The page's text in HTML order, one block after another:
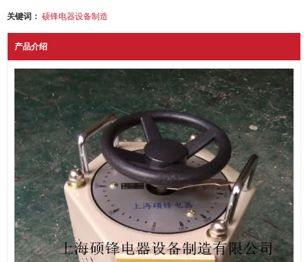
关键词： 硕锋电器设备制造
产品介绍